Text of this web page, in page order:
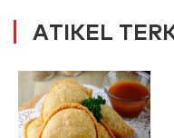
ATIKEL